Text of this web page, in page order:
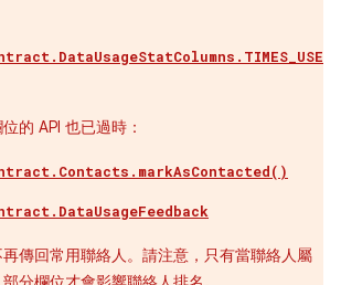
的 API 也已過時：
傳回常用聯絡人。請注意，只有當聯絡人屬